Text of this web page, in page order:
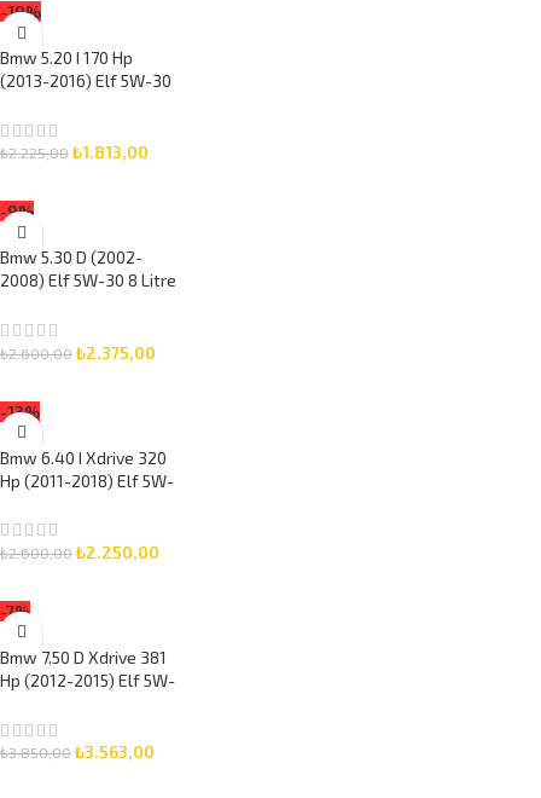
-19%
Bmw 5.20 I 170 Hp
(2013-2016) Elf 5W-30
Bakım Seti 3 Parça Set
₺2.225,00₺1.813,00
-9%
Bmw 5.30 D (2002-
2008) Elf 5W-30 8 Litre
3 Parça Set
₺2.600,00₺2.375,00
-13%
Bmw 6.40 I Xdrive 320
Hp (2011-2018) Elf 5W-
Bakım Seti 3 Parça Set
₺2.600,00₺2.250,00
-7%
Bmw 7.50 D Xdrive 381
Hp (2012-2015) Elf 5W-
Bakım Seti 3 Parça Set
₺3.850,00₺3.563,00